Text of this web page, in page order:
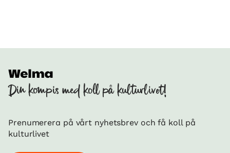
Din kompis med koll på kulturlivet!
Prenumerera på vårt nyhetsbrev och få koll på
kulturlivet